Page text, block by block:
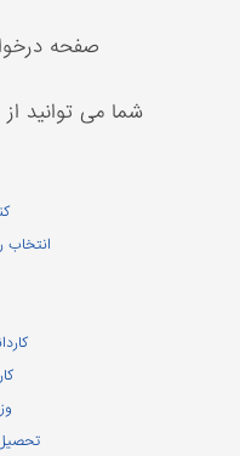
صفحه
شما می توانید
انتخاب